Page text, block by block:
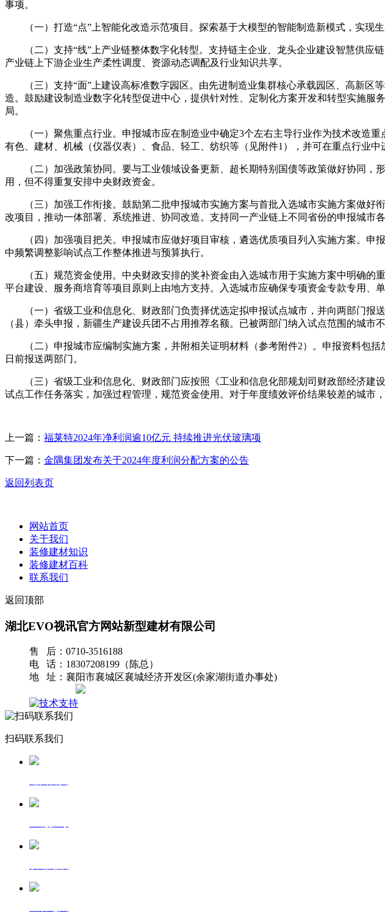
事项。
（一）打造“点”上智能化改造示范项目。探索基于大模型的智能制造新模式，实现
（二）支持“线”上产业链整体数字化转型。支持链主企业、龙头企业建设智慧供应
产业链上下游企业生产柔性调度、资源动态调配及行业知识共享。
（三）支持“面”上建设高标准数字园区。由先进制造业集群核心承载园区、高新区
造。鼓励建设制造业数字化转型促进中心，提供针对性、定制化方案开发和转型实施
局。
（一）聚焦重点行业。申报城市应在制造业中确定3个左右主导行业作为技术改造重
有色、建材、机械（仪器仪表）、食品、轻工、纺织等（见附件1），并可在重点行业中
（二）加强政策协同。要与工业领域设备更新、超长期特别国债等政策做好协同，
用，但不得重复安排中央财政资金。
（三）加强工作衔接。鼓励第二批申报城市实施方案与首批入选城市实施方案做好
改项目，推动一体部署、系统推进、协同改造。支持同一产业链上不同省份的申报城市
（四）加强项目把关。申报城市应做好项目审核，遴选优质项目列入实施方案。申
中频繁调整影响试点工作整体推进与预算执行。
（五）规范资金使用。中央财政安排的奖补资金由入选城市用于实施方案中明确的
平台建设、服务商培育等项目原则上由地方支持。入选城市应确保专项资金专款专用、
（一）省级工业和信息化、财政部门负责择优选定拟申报试点城市，并向两部门报
（县）牵头申报，新疆生产建设兵团不占用推荐名额。已被两部门纳入试点范围的城市不
（二）申报城市应编制实施方案，并附相关证明材料（参考附件2）。申报资料包括
日前报送两部门。
（三）省级工业和信息化、财政部门应按照《工业和信息化部规划司财政部经济建
试点工作任务落实，加强过程管理，规范资金使用。对于年度绩效评价结果较差的城市
上一篇： 福莱特2024年净利润逾10亿元 持续推进光伏玻璃项
下一篇： 金隅集团发布关于2024年度利润分配方案的公告
返回列表页
网站首页
关于我们
装修建材知识
装修建材百科
联系我们
返回顶部
湖北EVO视讯官方网站新型建材有限公司
售 后：0710-3516188
电 话：18307208199（陈总）
地 址：襄阳市襄城区襄城经济开发区(余家湖街道办事处)
扫码联系我们